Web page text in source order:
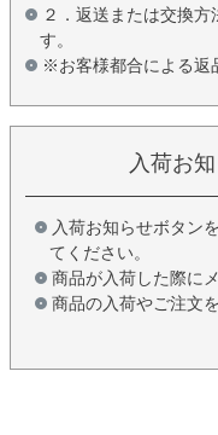
２．返送または交換
す。
※お客様都合による返
入荷お
入荷お知らせボタン
てください。
商品が入荷した際に
商品の入荷やご注文